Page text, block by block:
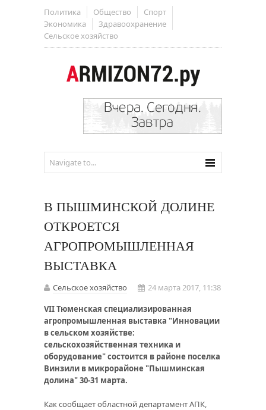
Политика Общество
Спорт
Экономика
Здравоохранение
Сельское хозяйство
В ПЫШМИНСКОЙ ДОЛИНЕ
ОТКРОЕТСЯ
АГРОПРОМЫШЛЕННАЯ
ВЫСТАВКА
Сельское хозяйство
24 марта 2017, 11:38
VII Тюменская специализированная
агропромышленная выставка "Инновации
в сельском хозяйстве:
сельскохозяйственная техника и
оборудование" состоится в районе поселка
Винзили в микрорайоне "Пышминская
долина" 30-31 марта.
Как сообщает областной департамент АПК,